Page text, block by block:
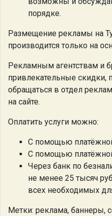
порядке.
Размещение рекламы на
производится только на
Рекламным агентствам и
привлекательные скидки,
обращаться в отдел
на сайте.
Оплатить услуги можно:
С помощью
С помощью
Через банк по
не менее 25 тысяч
всех необходимых
Метки: реклама, баннеры,